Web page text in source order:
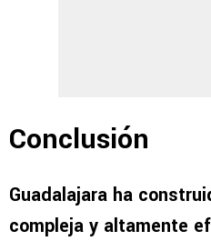
Conclusión
Guadalajara ha
compleja y altamente